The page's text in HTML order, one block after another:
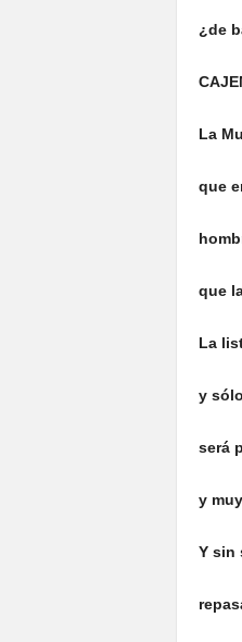
¿de
La
que
que
La
y
será
y
Y sin